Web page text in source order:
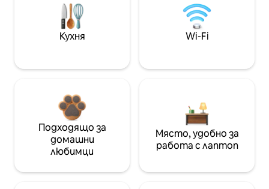
Кухня Wi-Fi
Подходящо за
домашни
любимци
Място, удобно за
работа с лаптоп